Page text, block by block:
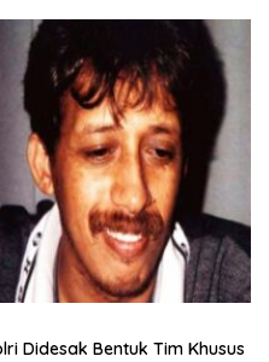
Didesak Bentuk Tim Khusus